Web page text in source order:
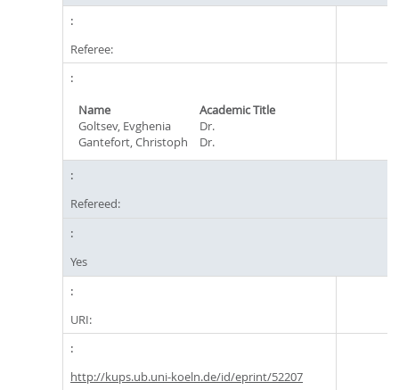
Referee:
Name
Academic Title
Goltsev, Evghenia
Dr.
Gantefort, Christoph
Dr.
Refereed:
Yes
URI:
http://kups.ub.uni-koeln.de/id/eprint/52207